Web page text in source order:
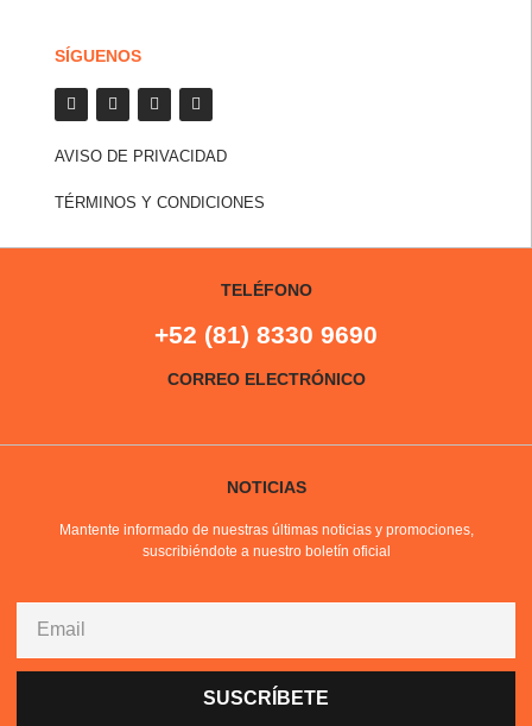
SÍGUENOS
AVISO DE PRIVACIDAD
TÉRMINOS Y CONDICIONES
TELÉFONO
+52 (81) 8330 9690
CORREO ELECTRÓNICO
NOTICIAS
Mantente informado de nuestras últimas noticias y promociones,
suscribiéndote a nuestro boletín oficial
SUSCRÍBETE